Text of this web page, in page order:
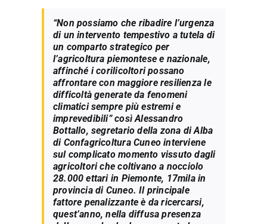
“Non possiamo che ribadire l’urgenza
di un intervento tempestivo a tutela di
un comparto strategico per
l’agricoltura piemontese e nazionale,
affinché i corilicoltori possano
affrontare con maggiore resilienza le
difficoltà generate da fenomeni
climatici sempre più estremi e
imprevedibili” così Alessandro
Bottallo, segretario della zona di Alba
di Confagricoltura Cuneo interviene
sul complicato momento vissuto dagli
agricoltori che coltivano a nocciolo
28.000 ettari in Piemonte, 17mila in
provincia di Cuneo. Il principale
fattore penalizzante è da ricercarsi,
quest’anno, nella diffusa presenza